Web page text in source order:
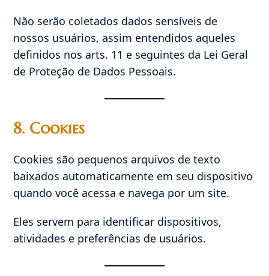
Não serão coletados dados sensíveis de
nossos usuários, assim entendidos aqueles
definidos nos arts. 11 e seguintes da Lei Geral
de Proteção de Dados Pessoais.
8. Cookies
Cookies são pequenos arquivos de texto
baixados automaticamente em seu dispositivo
quando você acessa e navega por um site.
Eles servem para identificar dispositivos,
atividades e preferências de usuários.